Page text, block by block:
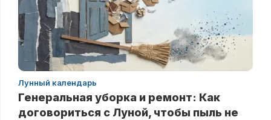
Лунный календарь
Генеральная уборка и ремонт: Как
договориться с Луной, чтобы пыль не